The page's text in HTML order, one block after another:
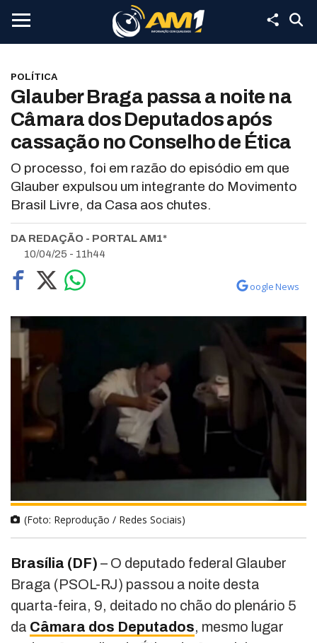
POLÍTICA
Glauber Braga passa a noite na
Câmara dos Deputados após
cassação no Conselho de Ética
O processo, foi em razão do episódio em que
Glauber expulsou um integrante do Movimento
Brasil Livre, da Casa aos chutes.
DA REDAÇÃO - PORTAL AM1*
10/04/25 - 11h44
oogle News
(Foto: Reprodução / Redes Sociais)
Brasília (DF) – O deputado federal Glauber
Braga (PSOL-RJ) passou a noite desta
quarta-feira, 9, deitado no chão do plenário 5
da Câmara dos Deputados, mesmo lugar